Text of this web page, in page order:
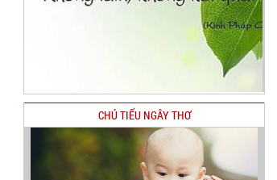
CHÚ TIỂU NGÂY THƠ